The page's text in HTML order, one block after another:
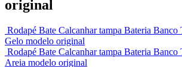
original
Rodapé Bate Calcanhar tampa Bateria
Gelo modelo original
Rodapé Bate Calcanhar tampa Bateria
Areia modelo original